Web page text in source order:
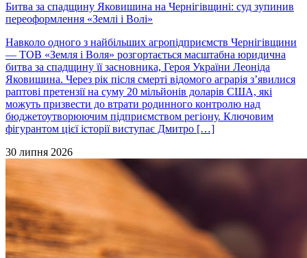
Битва за спадщину Яковишина на Чернігівщині: суд зупинив
переоформлення «Землі і Волі»
Навколо одного з найбільших агропідприємств Чернігівщини
— ТОВ «Земля і Воля» розгортається масштабна юридична
битва за спадщину її засновника, Героя України Леоніда
Яковишина. Через рік після смерті відомого аграрія з’явилися
раптові претензії на суму 20 мільйонів доларів США, які
можуть призвести до втрати родинного контролю над
бюджетоутворюючим підприємством регіону. Ключовим
фігурантом цієї історії виступає Дмитро […]
30 липня 2026